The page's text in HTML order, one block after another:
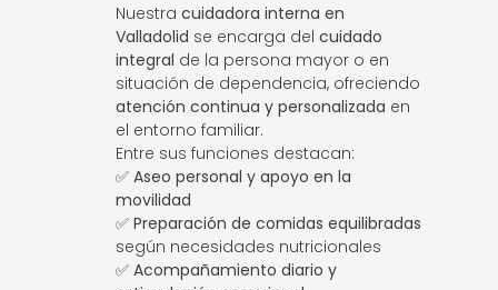
Nuestra cuidadora interna en
Valladolid se encarga del cuidado
integral de la persona mayor o en
situación de dependencia, ofreciendo
atención continua y personalizada en
el entorno familiar.
Entre sus funciones destacan:
✅ Aseo personal y apoyo en la
movilidad
✅ Preparación de comidas equilibradas
según necesidades nutricionales
✅ Acompañamiento diario y